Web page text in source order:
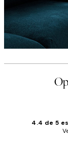
4.4 de 5